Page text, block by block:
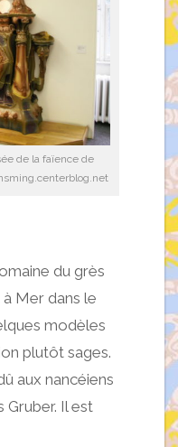
de la faïence de
du grès
Mer dans le
modèles
plutôt sages.
aux nancéiens
Gruber. Il est